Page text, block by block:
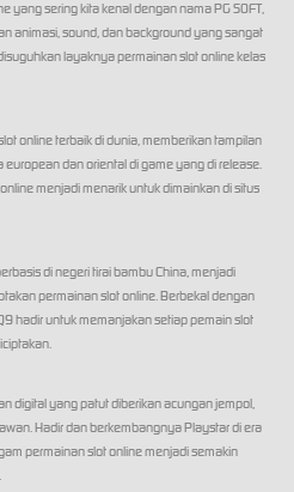
yang sering kita kenal dengan nama PG SOFT,
animasi, sound, dan background yang sangat
layaknya permainan slot online kelas
online terbaik di dunia, memberikan tampilan
dan oriental di game yang di release.
menjadi menarik untuk dimainkan di situs
di negeri tirai bambu China, menjadi
permainan slot online. Berbekal dengan
hadir untuk memanjakan setiap pemain slot
digital yang patut diberikan acungan jempol,
Hadir dan berkembangnya Playstar di era
permainan slot online menjadi semakin